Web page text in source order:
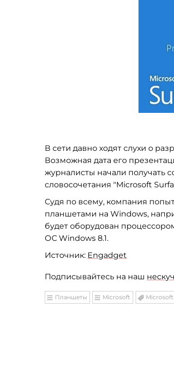
В сети давно ходят слухи о
Возможная дата его
журналисты начали получать
словосочетания "Microsoft
Судя по всему, компания
планшетами на Windows,
будет оборудован
ОС Windows 8.1.
Источник: Engadget
Подписывайтесь на наш
Планшеты Microsoft Microsoft